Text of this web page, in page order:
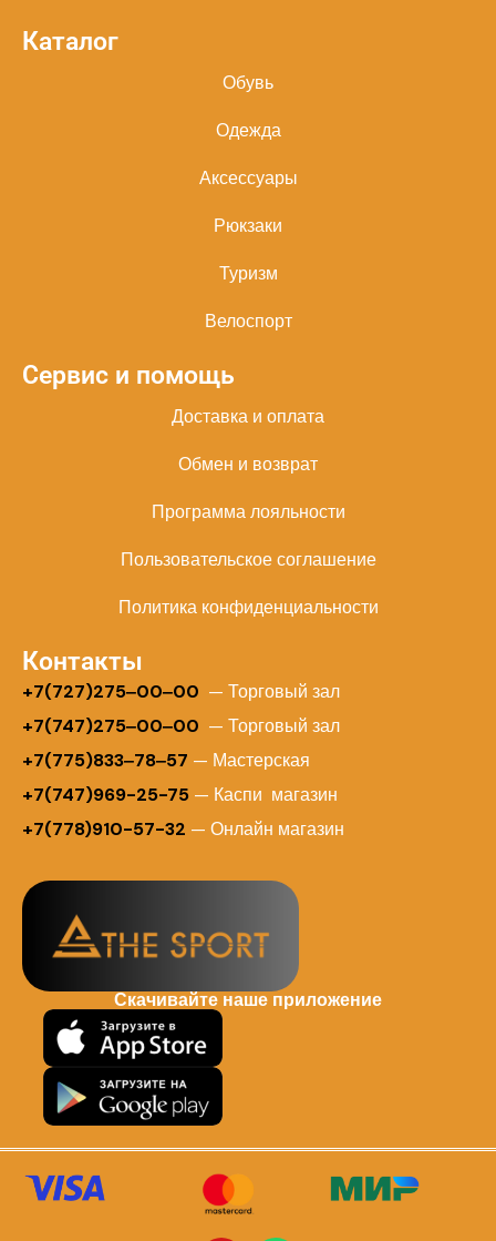
Каталог
Обувь
Одежда
Аксессуары
Рюкзаки
Туризм
Велоспорт
Сервис и помощь
Доставка и оплата
Обмен и возврат
Программа лояльности
Пользовательское соглашение
Политика конфиденциальности
Контакты
+7(727)275‒00‒00 — Торговый зал
+7(747)275‒00‒00 — Торговый зал
+7(775)833‒78‒57 — Мастерская
+7(747)969-25-75 — Каспи магазин
+7(778)910-57-32 — Онлайн магазин
Скачивайте наше приложение